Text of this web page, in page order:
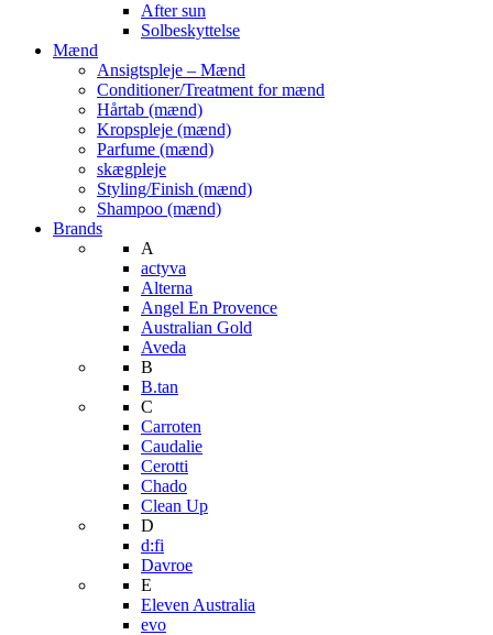
After sun
Solbeskyttelse
Mænd
Ansigtspleje – Mænd
Conditioner/Treatment for mænd
Hårtab (mænd)
Kropspleje (mænd)
Parfume (mænd)
skægpleje
Styling/Finish (mænd)
Shampoo (mænd)
Brands
A
actyva
Alterna
Angel En Provence
Australian Gold
Aveda
B
B.tan
C
Carroten
Caudalie
Cerotti
Chado
Clean Up
D
d:fi
Davroe
E
Eleven Australia
evo